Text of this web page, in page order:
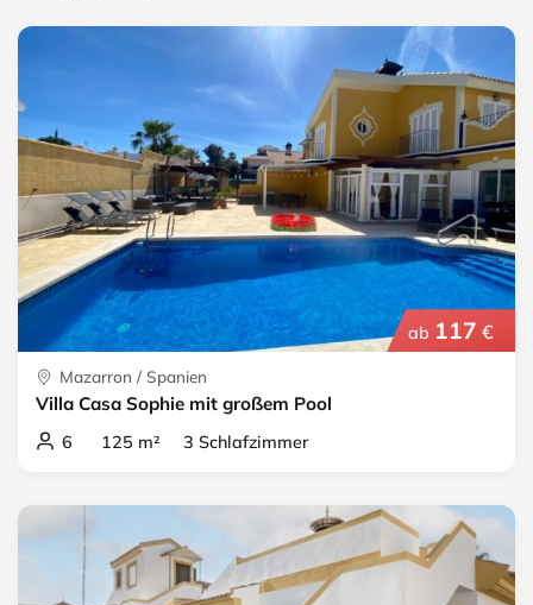
ab 117 €
Mazarron / Spanien
Villa Casa Sophie mit großem Pool
6 125 m² 3 Schlafzimmer